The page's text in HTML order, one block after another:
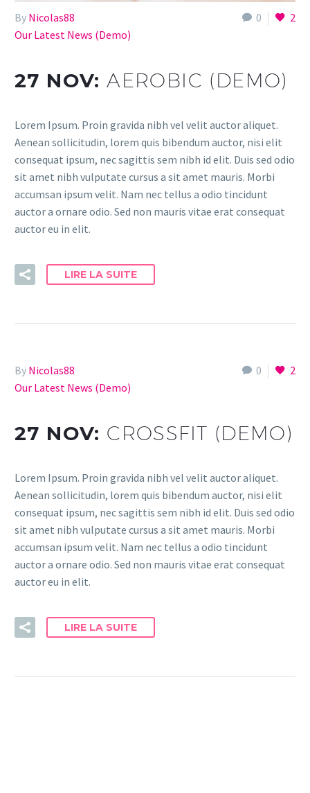
0 2
By Nicolas88
Our Latest News (Demo)
27 NOV:AEROBIC (DEMO)
Lorem Ipsum. Proin gravida nibh vel velit auctor aliquet.
Aenean sollicitudin, lorem quis bibendum auctor, nisi elit
consequat ipsum, nec sagittis sem nibh id elit. Duis sed odio
sit amet nibh vulputate cursus a sit amet mauris. Morbi
accumsan ipsum velit. Nam nec tellus a odio tincidunt
auctor a ornare odio. Sed non mauris vitae erat consequat
auctor eu in elit.
LIRE LA SUITE
0 2
By Nicolas88
Our Latest News (Demo)
27 NOV: CROSSFIT (DEMO)
Lorem Ipsum. Proin gravida nibh vel velit auctor aliquet.
Aenean sollicitudin, lorem quis bibendum auctor, nisi elit
consequat ipsum, nec sagittis sem nibh id elit. Duis sed odio
sit amet nibh vulputate cursus a sit amet mauris. Morbi
accumsan ipsum velit. Nam nec tellus a odio tincidunt
auctor a ornare odio. Sed non mauris vitae erat consequat
auctor eu in elit.
LIRE LA SUITE